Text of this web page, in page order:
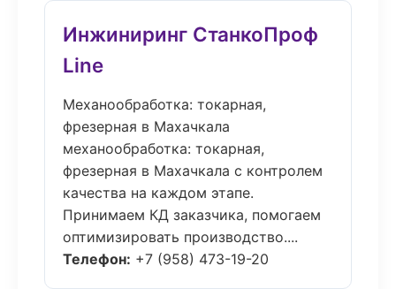
Инжиниринг СтанкоПроф
Line
Механообработка: токарная,
фрезерная в Махачкала
механообработка: токарная,
фрезерная в Махачкала с контролем
качества на каждом этапе.
Принимаем КД заказчика, помогаем
оптимизировать производство....
Телефон: +7 (958) 473-19-20